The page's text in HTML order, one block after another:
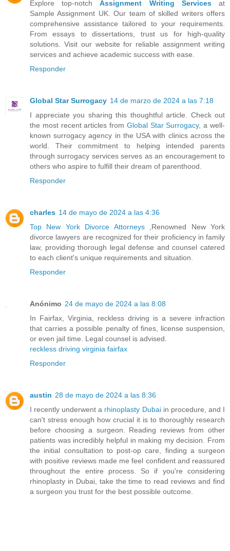
Explore top-notchAssignment Writing Servicesat
Sample Assignment UK. Our team of skilled writers offers
comprehensive assistance tailored to your requirements.
From essays to dissertations, trust us for high-quality
solutions. Visit our website for reliable assignment writing
services and achieve academic success with ease.
Responder
Global Star Surrogacy 14 de marzo de 2024 a las 7:18
I appreciate you sharing this thoughtful article. Check out
the most recent articles from Global Star Surrogacy, a well-
known surrogacy agency in the USA with clinics across the
world. Their commitment to helping intended parents
through surrogacy services serves as an encouragement to
others who aspire to fulfill their dream of parenthood.
Responder
charles 14 de mayo de 2024 a las 4:36
Top New York Divorce Attorneys,Renowned New York
divorce lawyers are recognized for their proficiency in family
law, providing thorough legal defense and counsel catered
to each client's unique requirements and situation.
Responder
Anónimo 24 de mayo de 2024 a las 8:08
In Fairfax, Virginia, reckless driving is a severe infraction
that carries a possible penalty of fines, license suspension,
or even jail time. Legal counsel is advised.
reckless driving virginia fairfax
Responder
austin 28 de mayo de 2024 a las 8:36
I recently underwent a rhinoplasty Dubaiin procedure, and I
can't stress enough how crucial it is to thoroughly research
before choosing a surgeon. Reading reviews from other
patients was incredibly helpful in making my decision. From
the initial consultation to post-op care, finding a surgeon
with positive reviews made me feel confident and reassured
throughout the entire process. So if you're considering
rhinoplasty in Dubai, take the time to read reviews and find
a surgeon you trust for the best possible outcome.